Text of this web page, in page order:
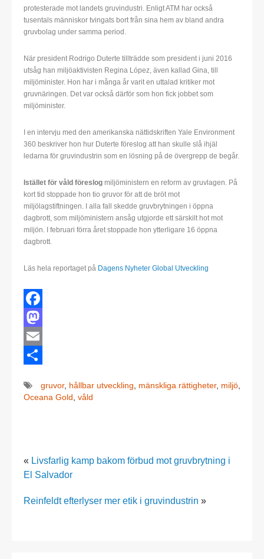
protesterade mot landets gruvindustri. Enligt ATM har också
tusentals människor tvingats bort från sina hem av bland andra
gruvbolag under samma period.
När president Rodrigo Duterte tillträdde som president i juni 2016
utsåg han miljöaktivisten Regina López, även kallad Gina, till
miljöminister. Hon har i många år varit en uttalad kritiker mot
gruvnäringen. Det var också därför som hon fick jobbet som
miljöminister.
I en intervju med den amerikanska nättidskriften Yale Environment
360 beskriver hon hur Duterte föreslog att han skulle slå ihjäl
ledarna för gruvindustrin som en lösning på de övergrepp de begår.
Istället för våld föreslog miljöministern en reform av gruvlagen. På
kort tid stoppade hon tio gruvor för att de bröt mot
miljölagstiftningen. I alla fall skedde gruvbrytningen i öppna
dagbrott, som miljöministern ansåg utgjorde ett särskilt hot mot
miljön. I februari förra året stoppade hon ytterligare 16 öppna
dagbrott.
Läs hela reportaget på Dagens Nyheter Global Utveckling
Facebook
Mastodon
Email
gruvor, hållbar utveckling, mänskliga rättigheter, miljö,
Oceana Gold , våld
« Livsfarlig kamp bakom förbud mot gruvbrytning i
El Salvador
Reinfeldt efterlyser mer etik i gruvindustrin »